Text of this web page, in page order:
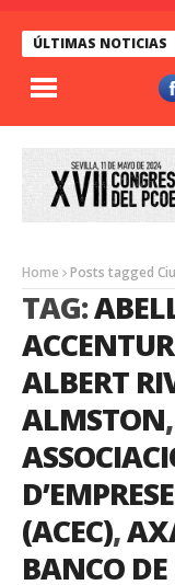
ÚLTIMAS NOTICIAS
La
Home Posts tagged
TAG:
ALBERT
ALMSTON,
(ACEC),
BANCO